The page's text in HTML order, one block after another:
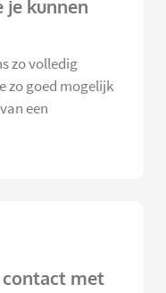
je kunnen
zo volledig
zo goed mogelijk
een
met